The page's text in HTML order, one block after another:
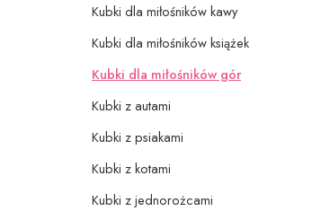
Kubki dla miłośników kawy
Kubki dla miłośników książek
Kubki dla miłośników gór
Kubki z autami
Kubki z psiakami
Kubki z kotami
Kubki z jednorożcami